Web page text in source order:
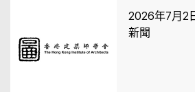
2026年7月2
新聞